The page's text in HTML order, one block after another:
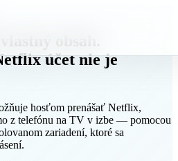
obsah.
účet nie je
hosťom prenášať Netflix,
z telefónu na TV v izbe — pomocou
zariadení, ktoré sa